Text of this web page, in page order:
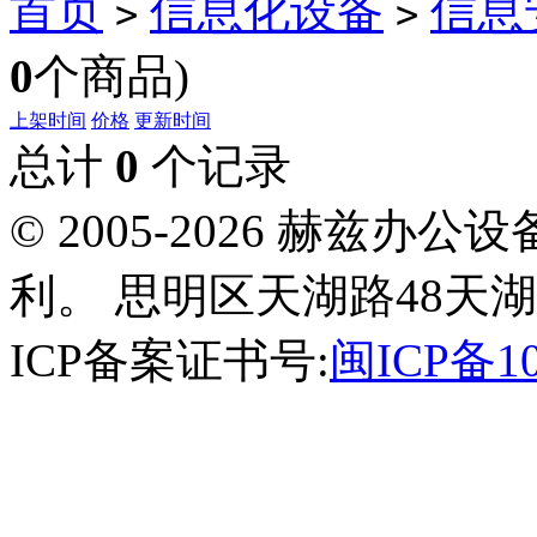
首页 > 信息化设备 > 信息
0个商品)
上架时间 价格 更新时间
总计 0 个记录
© 2005-2026 赫兹办公设
利。 思明区天湖路48天
ICP备案证书号:闽ICP备